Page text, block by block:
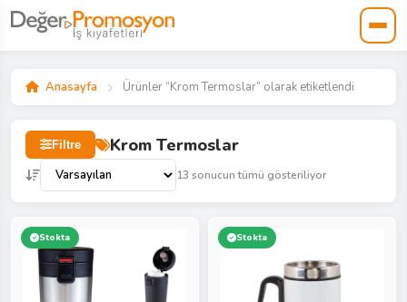
Anasayfa Ürünler “Krom Termoslar” olarak etiketlendi
Filtre Krom Termoslar
13 sonucun tümü gösteriliyor
Stokta Stokta